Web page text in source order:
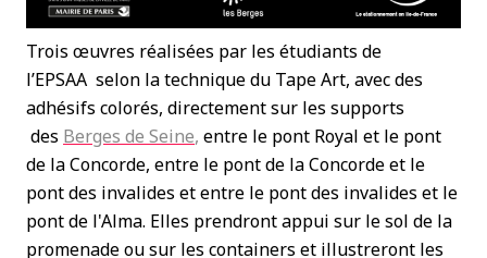
Trois œuvres réalisées par les étudiants de
l’EPSAA selon la technique du Tape Art, avec des
adhésifs colorés, directement sur les supports
des Berges de Seine, entre le pont Royal et le pont
de la Concorde, entre le pont de la Concorde et le
pont des invalides et entre le pont des invalides et le
pont de l'Alma. Elles prendront appui sur le sol de la
promenade ou sur les containers et illustreront les